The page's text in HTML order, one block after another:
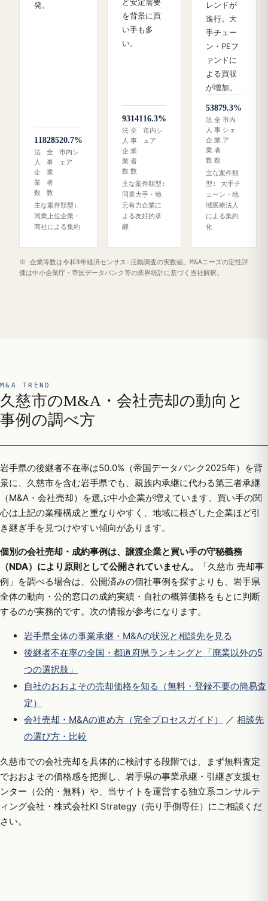
発。
118
法
人
企
業
数
285
全
事
業
者
数
20.7%
市内シ
ェア
主な案件類型:
同業上位企業・
商社による集約
を背景に買
い手も多
い。
93
法
人
企
業
数
141
全
事
業
者
数
16.3%
市内シ
ェア
主な案件類型:
同業大手・地
元有力企業に
よる友好的承
継
レンドが
進行。大
手チェー
ン・PEフ
ァンドに
よる買収
が増加。
53
法
人
企
業
数
87
全
事
業
者
数
9.3%
市内
シェ
ア
主な案件類
型: 大手チ
ェーン・地
域医療法人
による集約
化
※ 企業等数は令和3年経済センサス‐活動調査の実数値。M&Aニーズの定性評
価は中小企業庁・帝国データバンク等の業界統計に基づく当社解釈。
M&A TREND
久慈市のM&A・会社売却の動向と
事例の調べ方
岩手県の後継者不在率は50.0%（帝国データバンク2025年）を背
景に、久慈市を含む岩手県でも、親族内承継に代わる第三者承継
（M&A・会社売却）を選ぶ中小企業が増えています。買い手の関
心は上記の業種構成と重なりやすく、地域に根ざした企業ほど引
き継ぎ手を見つけやすい傾向があります。
個別の会社売却・成約事例は、譲渡企業と買い手の守秘義務
（NDA）により原則として公開されていません。
「久慈市 売却事
例」を調べる場合は、公開済みの個社事例を探すよりも、岩手県
全体の動向・公的窓口の成約実績・自社の概算価格をもとに判断
するのが実務的です。次の情報が参考になります。
岩手県全体の事業承継・M&Aの状況と相談先を見る
後継者不在率の全国・都道府県ランキングと「廃業以外の5
つの選択肢」
自社のおおよその売却価格を知る（無料・登録不要の簡易査
定）
会社売却・M&Aの進め方（完全プロセスガイド）
／ 相談先
の選び方・比較
久慈市での会社売却を具体的に検討する段階では、まず無料査定
でおおよその価格感を把握し、岩手県の事業承継・引継ぎ支援セ
ンター（公的・無料）や、当サイトを運営する独立系コンサルテ
ィング会社・株式会社KI Strategy（売り手側専任）にご相談くだ
さい。